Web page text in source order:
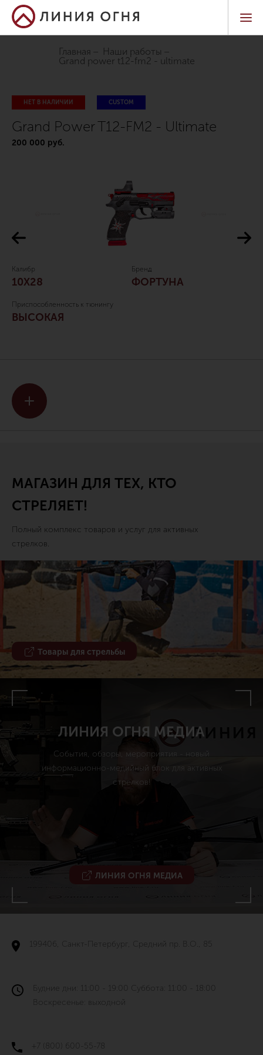
Главная
Наши работы
grand power t12-fm2 - ultimate
НЕТ В НАЛИЧИИ CUSTOM
Grand Power T12-FM2 - Ultimate
200 000 руб.
Калибр
10Х28
Бренд
ФОРТУНА
Приспособленность к тюнингу
ВЫСОКАЯ
ЛИНИЯ ОГНЯ МЕДИА
События, обзоры, мероприятия - новый
информационно-медийный блок для активных
стрелков!
ЛИНИЯ ОГНЯ МЕДИА
МАГАЗИН ДЛЯ ТЕХ, КТО
СТРЕЛЯЕТ!
Полный комплекс товаров и услуг для активных
стрелков.
Товары для стрельбы
199406, Санкт-Петербург, Средний пр. В.О., 85
Будние дни: 11:00 - 19:00 Суббота: 11:00 - 18:00
Воскресенье: выходной
+7 (800) 600-55-78